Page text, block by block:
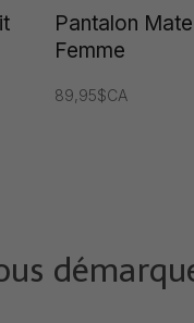
Pantalon
Femme
89,95$CA